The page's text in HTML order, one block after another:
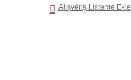
Alışveriş Listeme Ekle